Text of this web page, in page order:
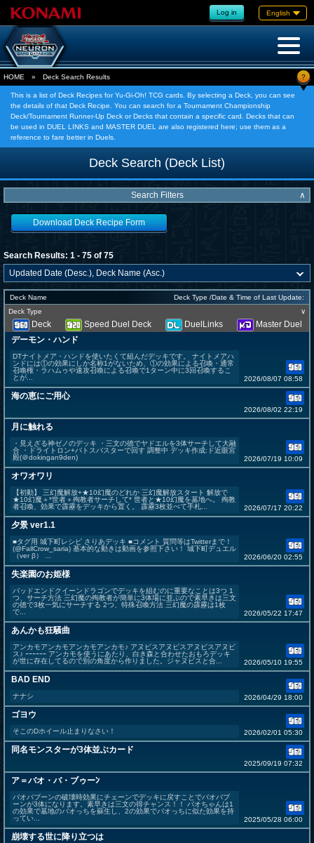
Log in English
HOME » Deck Search Results ?
This is a list of Deck Recipes for Yu-Gi-Oh! TCG cards. By selecting a Deck, you can see
the details of that Deck Recipe. You can search for a Tournament Championship
Deck/Tournament Runner-Up Deck or Decks that contain a specific card. Decks that can
be used in DUEL LINKS and MASTER DUEL are also registered here; use them as a
reference to fare better in Duels.
Deck Search (Deck List)
Search Filters ∧
Download Deck Recipe Form
Search Results: 1 - 75 of 75
Deck Name
Deck Type /Date & Time of Last Update:
Deck Type
∨
Deck Speed Duel Deck DuelLinks
Master Duel
デーモン・ハンド
DTナイトメア・ハンドを使いたくて組んだデッキです。 ナイトメアハ
ンドには①の効果にしか名称1がないため、①の効果による召喚・通常
召喚権・ラハムゥや速攻召喚による召喚で1ターン中に3回召喚するこ
とが...
2026/08/07 08:58
海の恵にご用心
2026/08/02 22:19
月に触れる
・見えざる神ゼノのデッキ ・三文の徳でヤドエルを3体サーチして大融
合 ・ドライトロン+バトスバスターで回す 調整中 デッキ作成:ド近眼宮
殿(＠dokingan9den)
2026/07/19 10:09
オワオワリ
【初動】 三幻魔解放+★10幻魔のどれか 三幻魔解放スタート 解放で
★10幻魔＋*世者＋殉教者サーチして* 世者と★10幻魔を墓地へ。 殉教
者召喚、効果で霹靂をデッキから置く。 霹靂3枚並べて手札...
2026/07/17 20:22
夕景 ver1.1
■タグ用 城下町レシピ さりあデッキ ■コメント 質問等はTwitterまで！
(@FallCrow_saria) 基本的な動きは動画を参照下さい！ 城下町デュエル
（ver β） ...
2026/06/20 02:55
失楽園のお姫様
バッドエンドクイーンドラゴンでデッキを組むのに重要なことは3つ 1
つ、サーチ方法 三幻魔の殉教者が簡単に3体場に並ぶので素早きは三文
の徳で3枚一気にサーチする 2つ、特殊召喚方法 三幻魔の霹靂は1枚
で...
2026/05/22 17:47
あんかも狂騒曲
アンカモアンカモアンカモアンカモ♪ アヌビスアヌビスアヌビスアヌビ
ス♪ ｰｰｰｰｰｰ アンカモを使うにあたり、白き森と合わせたおもろデッキ
が世に存在してるので別の角度から作りました。ジャヌビスと合...
2026/05/10 19:55
BAD END
ナナシ 2026/04/29 18:00
ゴヨウ
そこのDホイール止まりなさい！ 2026/02/01 05:30
同名モンスターが3体並ぶカード
2025/09/19 07:32
ア＝バオ・バ・ブゥーﾝ
バオバブーンの破壊時効果にチェーンでデッキに戻すことでバオバブ
ーンが3体になります。素早きは三文の得チャンス！！ バオちゃんは1
の効果で墓地のバオっちを蘇生し、2の効果でバオっちに似た効果を持
ってい...
2025/05/28 06:00
崩壊する世に降り立つは